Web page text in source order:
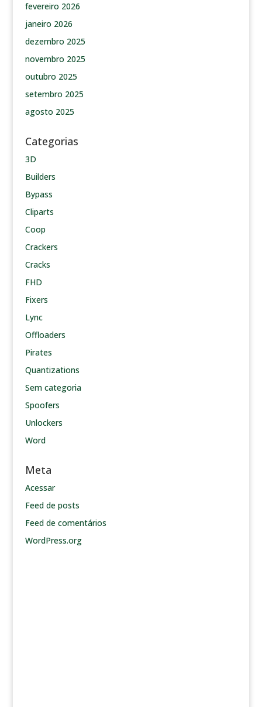
fevereiro 2026
janeiro 2026
dezembro 2025
novembro 2025
outubro 2025
setembro 2025
agosto 2025
Categorias
3D
Builders
Bypass
Cliparts
Coop
Crackers
Cracks
FHD
Fixers
Lync
Offloaders
Pirates
Quantizations
Sem categoria
Spoofers
Unlockers
Word
Meta
Acessar
Feed de posts
Feed de comentários
WordPress.org